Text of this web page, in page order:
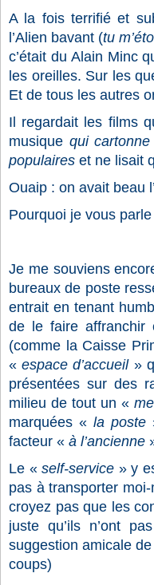
A la fois terrifié et
l’Alien bavant (tu
c’était du Alain Minc
les oreilles. Sur les
Et de tous les autres
Il regardait les films
musique qui
populaires et ne lisait
Ouaip : on avait beau
Pourquoi je vous
Je me souviens
bureaux de poste
entrait en tenant
de le faire affranchir
(comme la Caisse
«espace d’accueil»
présentées sur des
milieu de tout un «
marquées « la poste
facteur « à l’ancienne
Le «self-service » y
pas à transporter
croyez pas que les
juste qu’ils n’ont
suggestion amicale
coups)